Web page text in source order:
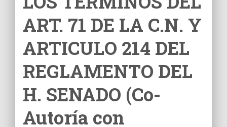
ART. 71 DE LA C.N. Y
ARTICULO 214 DEL
REGLAMENTO DEL
H. SENADO (Co-
Autoría con